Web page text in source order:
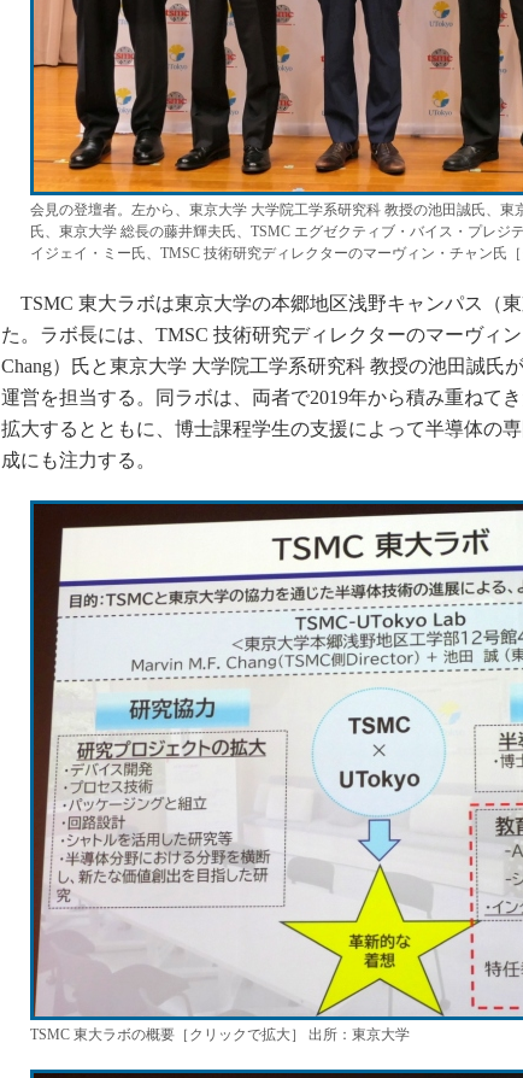
新型
会見の登壇者。左から、東京大学 大学院工学系研究科 教授の池田誠氏、東
氏、東京大学 総長の藤井輝夫氏、TSMC エグゼクティブ・バイス・プレジ
イジェイ・ミー氏、TMSC 技術研究ディレクターのマーヴィン・チャン氏［
TSMC 東大ラボは東京大学の本郷地区浅野キャンパス（
た。ラボ長には、TMSC 技術研究ディレクターのマーヴィ
Chang）氏と東京大学 大学院工学系研究科 教授の池田誠氏
運営を担当する。同ラボは、両者で2019年から積み重ねて
拡大するとともに、博士課程学生の支援によって半導体の
成にも注力する。
TSMC 東大ラボの概要［クリックで拡大］ 出所：東京大学